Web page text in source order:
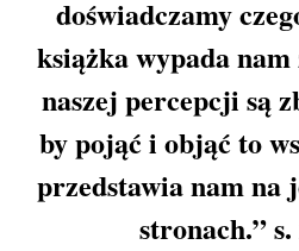
doświadczamy
książka wypada nam
naszej percepcji są
by pojąć i objąć to
przedstawia nam na
stronach.”